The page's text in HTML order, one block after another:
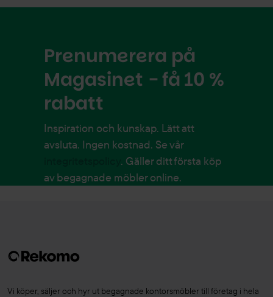
Prenumerera på
Magasinet - få 10 %
rabatt
Inspiration och kunskap. Lätt att
avsluta. Ingen kostnad. Se vår
. Gäller ditt första köp
av begagnade möbler online.
Vi köper, säljer och hyr ut begagnade kontorsmöbler till företag i hela